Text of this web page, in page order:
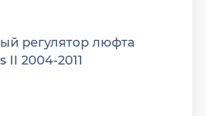
регулятор люфта
II 2004-2011